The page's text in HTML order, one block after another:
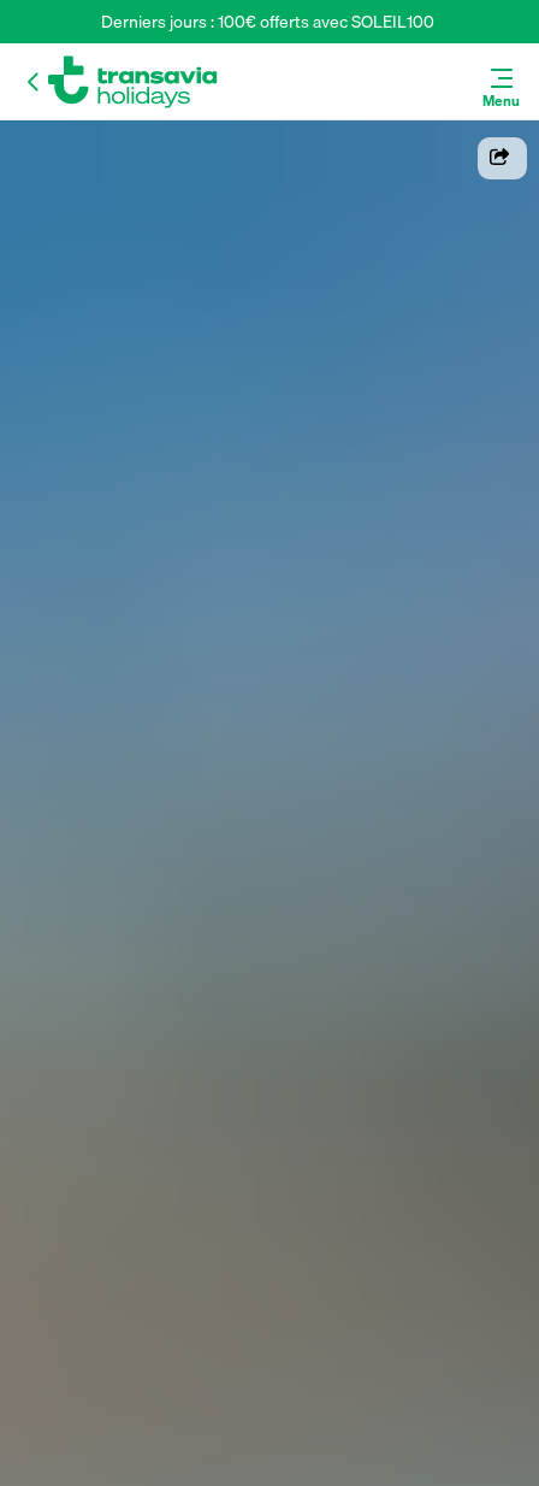
Derniers jours : 100€ offerts avec SOLEIL100
Menu